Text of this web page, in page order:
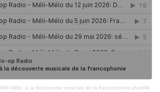
Méli Mélo, à la découverte musicale de la francophonie plurielle